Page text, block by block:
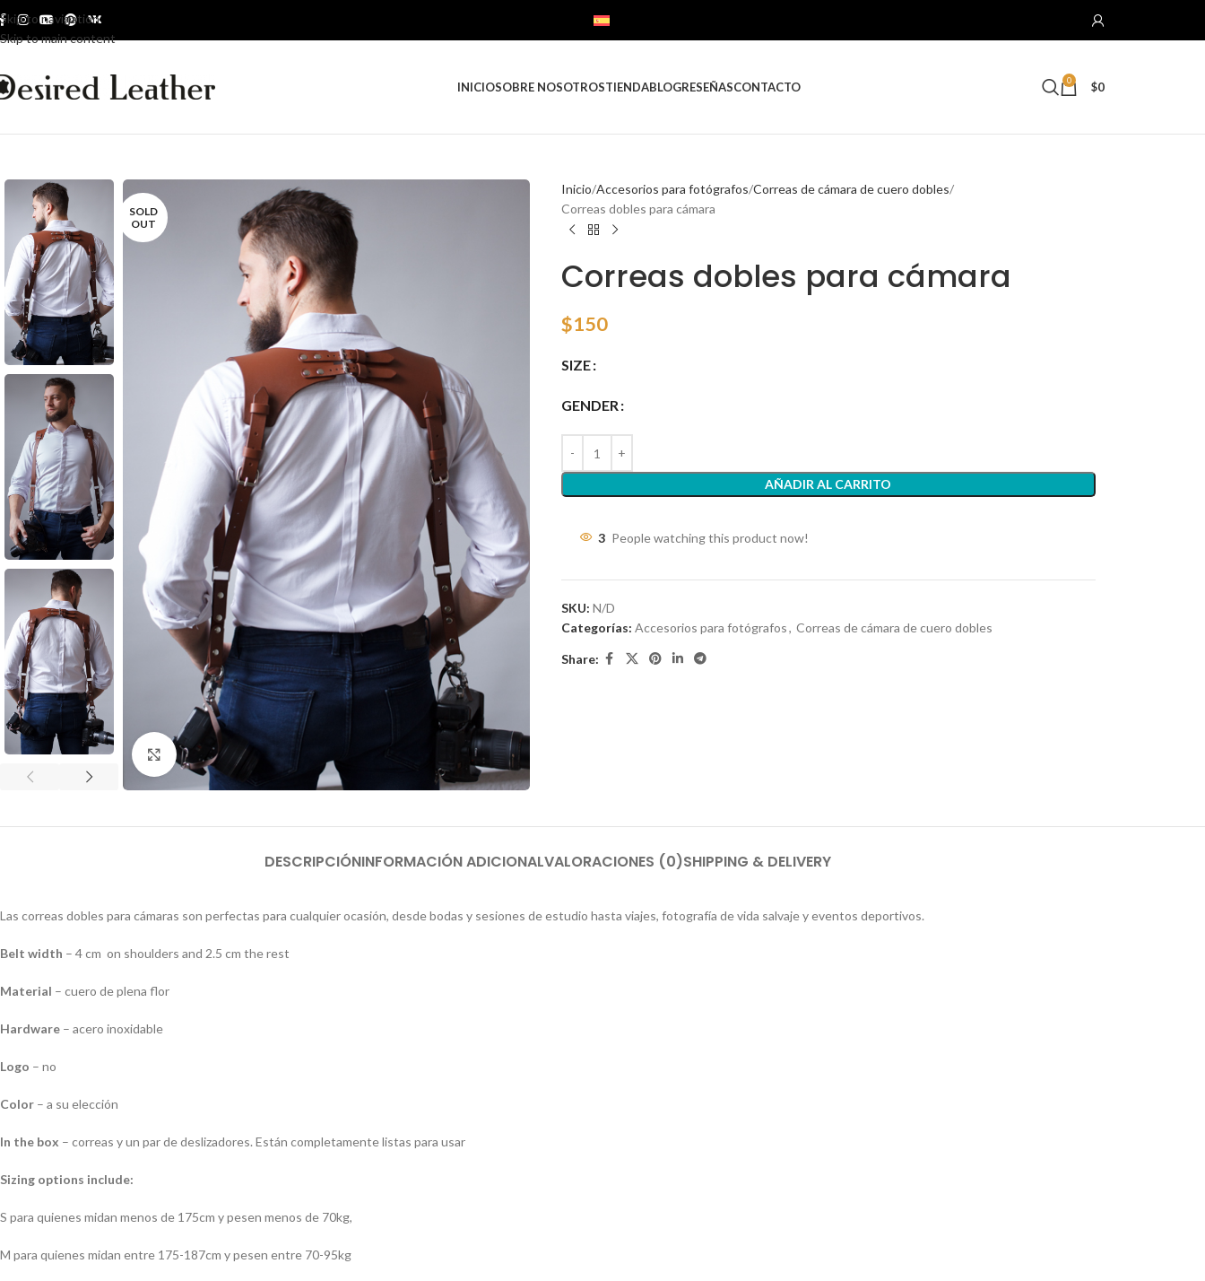
Skip to navigation
Skip to main content
INICIOSOBRE NOSOTROSTIENDABLOGRESEÑASCONTACTO 0 $0
SOLD
OUT
Click to enlarge
Inicio Accesorios para fotógrafos Correas de cámara de cuero dobles
Correas dobles para cámara
Correas dobles para cámara
$150
SIZE
GENDER
AÑADIR AL CARRITO
3 People watching this product now!
SKU: N/D
Categorías: Accesorios para fotógrafos, Correas de cámara de cuero dobles
Share:
DESCRIPCIÓNINFORMACIÓN ADICIONALVALORACIONES (0)SHIPPING & DELIVERY
Las correas dobles para cámaras son perfectas para cualquier ocasión, desde bodas y sesiones de estudio hasta viajes, fotografía de vida salvaje y eventos deportivos.
Belt width – 4 cm on shoulders and 2.5 cm the rest
Material – cuero de plena flor
Hardware – acero inoxidable
Logo – no
Color – a su elección
In the box – correas y un par de deslizadores. Están completamente listas para usar
Sizing options include:
S para quienes midan menos de 175cm y pesen menos de 70kg,
M para quienes midan entre 175-187cm y pesen entre 70-95kg